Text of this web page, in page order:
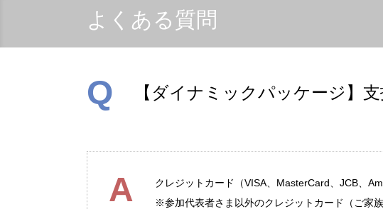
よくある質問
Q 【ダイナミックパッケージ】
A
クレジットカード（VISA、MasterCard、JCB、
※参加代表者さま以外のクレジットカード（ご家